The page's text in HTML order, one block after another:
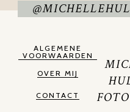
ALGEMENE
VOORWAARDEN
OVER MIJ
CONTACT